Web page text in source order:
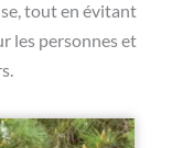
tout en évitant
les personnes et